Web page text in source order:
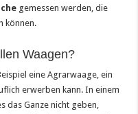
gemessen werden, die
können.
Waagen?
eine Agrarwaage, ein
erwerben kann. In einem
das Ganze nicht geben,